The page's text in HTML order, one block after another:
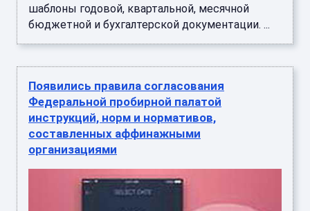
шаблоны годовой, квартальной, месячной
бюджетной и бухгалтерской документации. ...
Появились правила согласования
Федеральной пробирной палатой
инструкций, норм и нормативов,
составленных аффинажными
организациями